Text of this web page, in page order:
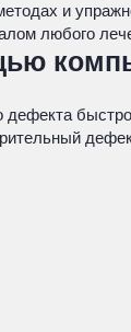
и
любого
дефекта